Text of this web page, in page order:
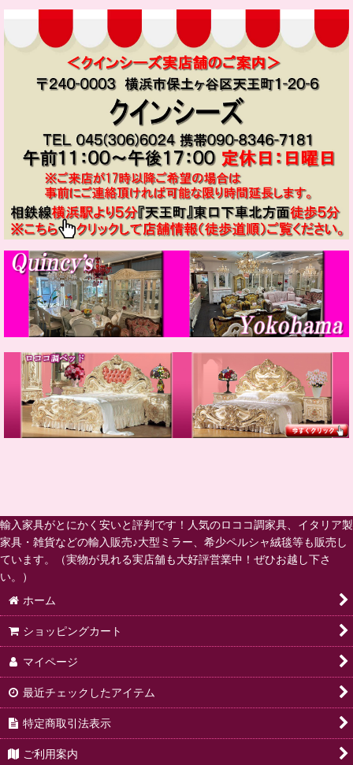
輸入家具がとにかく安いと評判です！人気のロココ調家具、イタリア製
家具・雑貨などの輸入販売♪大型ミラー、希少ペルシャ絨毯等も販売し
ています。（実物が見れる実店舗も大好評営業中！ぜひお越し下さ
い。）
ホーム
ショッピングカート
マイページ
最近チェックしたアイテム
特定商取引法表示
ご利用案内